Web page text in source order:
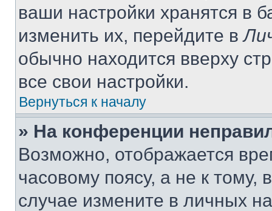
ваши настройки хранятся в
изменить их, перейдите в
обычно находится вверху
все свои настройки.
Вернуться к началу
» На конференции
Возможно, отображается
часовому поясу, а не к тому,
случае измените в личных